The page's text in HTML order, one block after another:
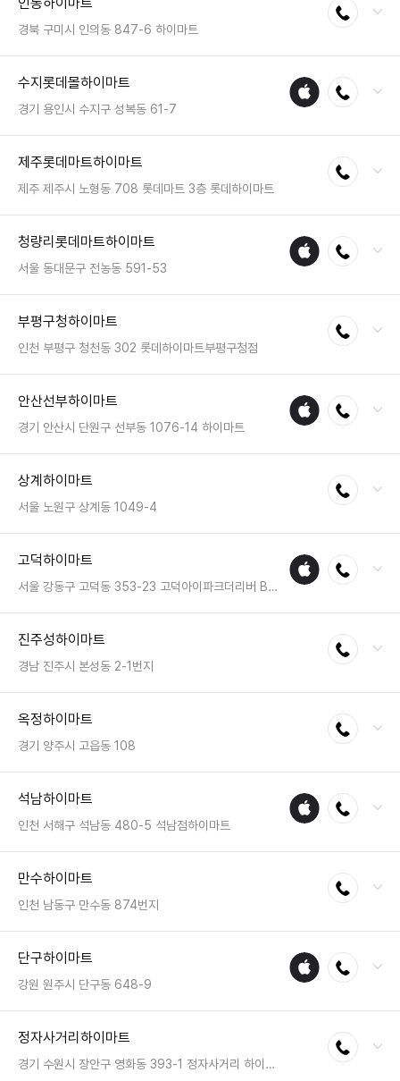
팩스 : 05023331442
영업시간 : 금일 10:30~20:30
경북 구미시 인의동 847-6 하이마트
전화연결
팩스 : 050-2222-1629
영업시간 : 금일 10:30~20:30
수지롯데몰하이마트
경기 용인시 수지구 성복동 61-7
애플
수리
전화연결
팩스 : 05023331468
영업시간 : 금일 10:30~21:00
제주롯데마트하이마트
제주 제주시 노형동 708 롯데마트 3층 롯데하이마트
전화연결
팩스 : 050-2333-1311
영업시간 : 금일 10:00~22:00
청량리롯데마트하이마트
서울 동대문구 전농동 591-53
애플
수리
전화연결
팩스 : 05023331214
영업시간 : 금일 10:00~22:00
부평구청하이마트
인천 부평구 청천동 302 롯데하이마트부평구청점
전화연결
팩스 : 05023331562
영업시간 : 금일 10:00~20:00
안산선부하이마트
경기 안산시 단원구 선부동 1076-14 하이마트
애플
수리
전화연결
팩스 : 050-2222-0974
영업시간 : 금일 10:30~20:30
상계하이마트
서울 노원구 상계동 1049-4
전화연결
팩스 : 050-2222-0859
영업시간 : 금일 10:30~20:30
고덕하이마트
서울 강동구 고덕동 353-23 고덕아이파크더리버 B1층
애플
수리
전화연결
팩스 : 05023331519
영업시간 : 금일 10:30~21:00
진주성하이마트
경남 진주시 본성동 2-1번지
전화연결
팩스 : 050-2222-1813
영업시간 : 금일 10:30~20:30
옥정하이마트
경기 양주시 고읍동 108
전화연결
팩스 : 05023331541
영업시간 : 금일 10:00~20:00
석남하이마트
인천 서해구 석남동 480-5 석남점하이마트
애플
수리
전화연결
팩스 : 050-2222-0958
영업시간 : 금일 10:30~20:30
만수하이마트
인천 남동구 만수동 874번지
전화연결
팩스 : 050-2222-0968
영업시간 : 금일 10:30~20:30
단구하이마트
강원 원주시 단구동 648-9
애플
수리
전화연결
팩스 : 050-2222-1146
영업시간 : 금일 10:30~20:30
정자사거리하이마트
경기 수원시 장안구 영화동 393-1 정자사거리 하이마트
전화연결